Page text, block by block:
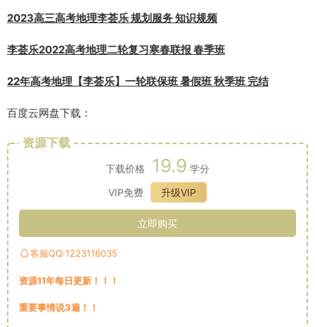
2023高三高考地理李荟乐 规划服务 知识规频
李荟乐2022高考地理二轮复习寒春联报 春季班
22年高考地理【李荟乐】一轮联保班 暑假班 秋季班 完结
百度云网盘下载：
资源下载
下载价格 19.9 学分
VIP免费
升级VIP
立即购买
客服QQ:1223116035
资源11年每日更新！！！
重要事情说3遍！！